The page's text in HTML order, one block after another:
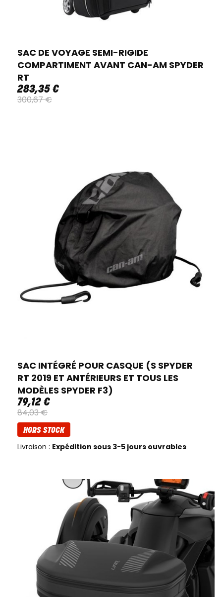
SAC DE VOYAGE SEMI-RIGIDE
COMPARTIMENT AVANT CAN-AM SPYDER
RT
283,35 €
300,67€
SAC INTÉGRÉ POUR CASQUE (S SPYDER
RT 2019 ET ANTÉRIEURS ET TOUS LES
MODÈLES SPYDER F3)
79,12 €
84,03€
HORS STOCK
Livraison : Expédition sous 3-5 jours ouvrables